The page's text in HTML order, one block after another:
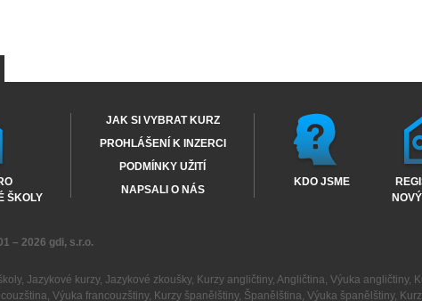
ŠKOLY
JAK SI VYBRAT KURZ
PROHLÁŠENÍ K INZERCI
PODMÍNKY UŽITÍ
NAPSALI O NÁS
KDO JSME
– 2026 gdi, s.r.o.
, Jazykové kurzy, Jazykové zkoušky, Kurzy angličtiny, Angličtina, Výuka angličtiny,
, Výuka francouzštiny, Kurzy španělštiny, Španělština, Výuka španělštiny,